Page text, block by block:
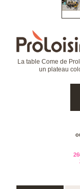
La table Come de
un plateau